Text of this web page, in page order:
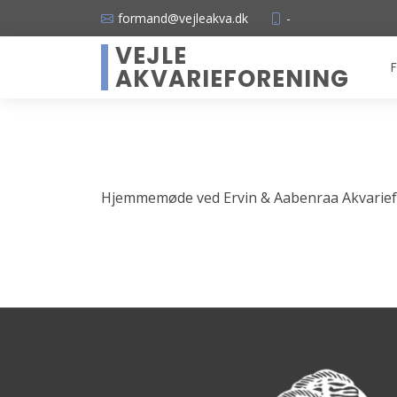
formand@vejleakva.dk -
VEJLE
AKVARIEFORENING
Hjemmemøde ved Ervin & Aabenraa